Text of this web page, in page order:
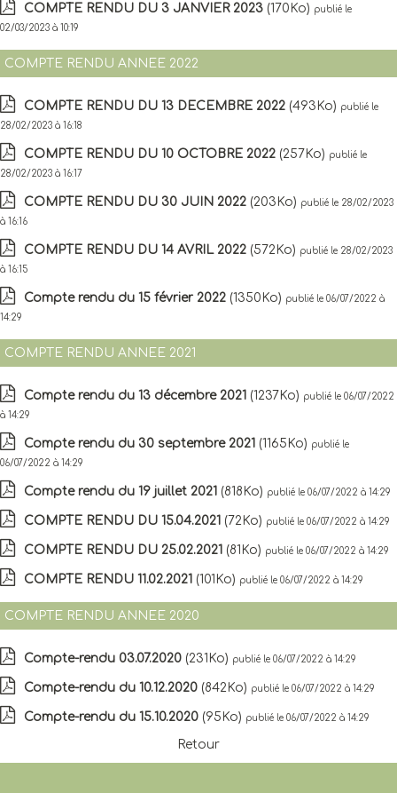
COMPTE RENDU DU 3 JANVIER 2023 (170Ko) publié le
02/03/2023 à 10:19
COMPTE RENDU ANNEE 2022
COMPTE RENDU DU 13 DECEMBRE 2022 (493Ko) publié le
28/02/2023 à 16:18
COMPTE RENDU DU 10 OCTOBRE 2022 (257Ko) publié le
28/02/2023 à 16:17
COMPTE RENDU DU 30 JUIN 2022 (203Ko) publié le 28/02/2023
à 16:16
COMPTE RENDU DU 14 AVRIL 2022 (572Ko) publié le 28/02/2023
à 16:15
Compte rendu du 15 février 2022 (1350Ko) publié le 06/07/2022 à
14:29
COMPTE RENDU ANNEE 2021
Compte rendu du 13 décembre 2021 (1237Ko) publié le 06/07/2022
à 14:29
Compte rendu du 30 septembre 2021 (1165Ko) publié le
06/07/2022 à 14:29
Compte rendu du 19 juillet 2021 (818Ko) publié le 06/07/2022 à 14:29
COMPTE RENDU DU 15.04.2021 (72Ko) publié le 06/07/2022 à 14:29
COMPTE RENDU DU 25.02.2021 (81Ko) publié le 06/07/2022 à 14:29
COMPTE RENDU 11.02.2021 (101Ko) publié le 06/07/2022 à 14:29
COMPTE RENDU ANNEE 2020
Compte-rendu 03.07.2020 (231Ko) publié le 06/07/2022 à 14:29
Compte-rendu du 10.12.2020 (842Ko) publié le 06/07/2022 à 14:29
Compte-rendu du 15.10.2020 (95Ko) publié le 06/07/2022 à 14:29
Retour